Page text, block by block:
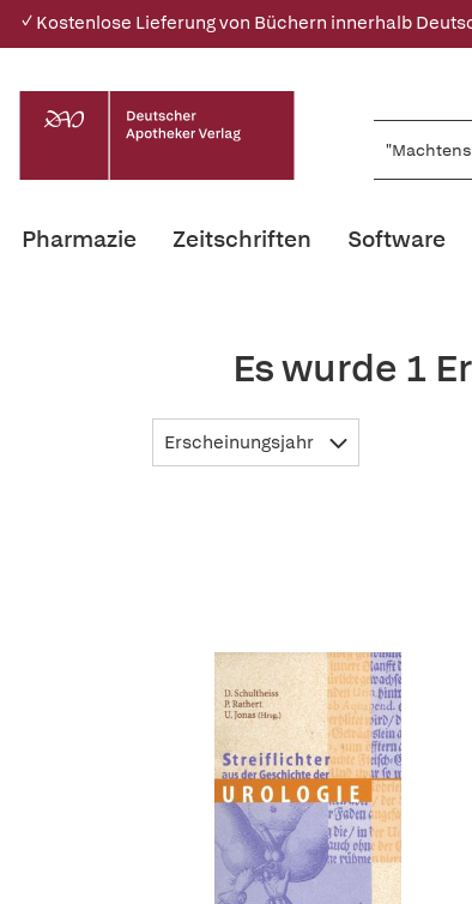
✓ Kostenlose Lieferung von Büchern innerhalb
Pharmazie Zeitschriften Software
Es wurde 1
Erscheinungsjahr